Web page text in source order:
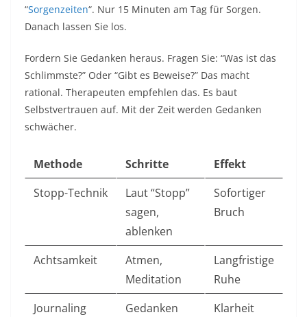
“Sorgenzeiten“. Nur 15 Minuten am Tag für Sorgen.
Danach lassen Sie los.​
Fordern Sie Gedanken heraus. Fragen Sie: “Was ist das
Schlimmste?” Oder “Gibt es Beweise?” Das macht
rational. Therapeuten empfehlen das. Es baut
Selbstvertrauen auf. Mit der Zeit werden Gedanken
schwächer.​
Methode Schritte
Effekt
Stopp-Technik
Laut “Stopp”
sagen,
ablenken
Sofortiger
Bruch ​
Achtsamkeit
Atmen,
Meditation
Langfristige
Ruhe ​
Journaling
Gedanken
Klarheit